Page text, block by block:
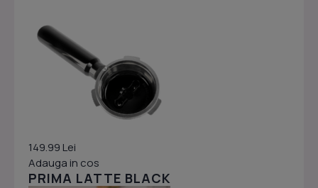
149.99 Lei
Adauga in cos
PRIMA LATTE BLACK